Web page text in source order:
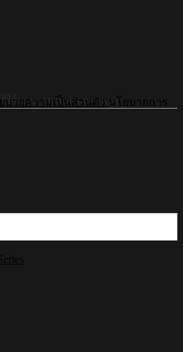
Shield All Rights Reserved.
บายความเป็นส่วนตัว นโยบายการ